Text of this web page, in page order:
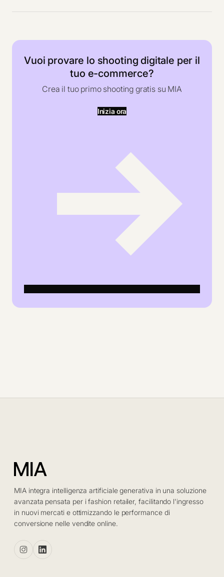
Vuoi provare lo shooting digitale per il
tuo e-commerce?
Crea il tuo primo shooting gratis su MIA
Inizia ora
MIA integra intelligenza artificiale generativa in una soluzione
avanzata pensata per i fashion retailer, facilitando l'ingresso
in nuovi mercati e ottimizzando le performance di
conversione nelle vendite online.